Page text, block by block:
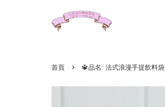
首頁 › 🔱品名: 法式浪漫手提飲料袋